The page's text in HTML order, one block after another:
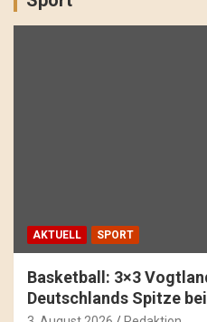
AKTUELL SPORT
Basketball: 3×3
Deutschlands Spitze